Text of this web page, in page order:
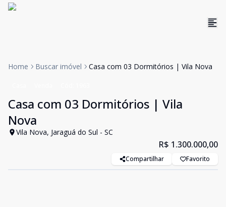
Home Buscar imóvel Casa com 03 Dormitórios | Vila Nova
Casa com 03 Dormitórios | Vila
Nova
Vila Nova, Jaraguá do Sul - SC
R$ 1.300.000,00
Compartilhar Favorito